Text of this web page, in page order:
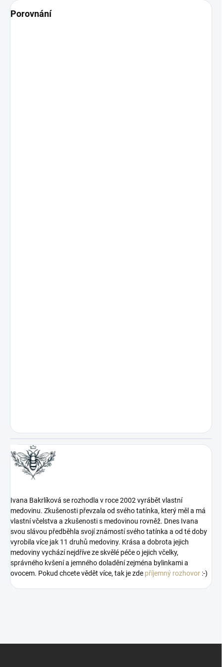
Porovnání
Ivana Bakrlíková se rozhodla v roce 2002 vyrábět vlastní
medovinu. Zkušenosti převzala od svého tatínka, který měl a má
vlastní včelstva a zkušenosti s medovinou rovněž. Dnes Ivana
svou slávou předběhla svojí známostí svého tatínka a od té doby
vyrobila více jak 11 druhů medoviny. Krása a dobrota jejich
medoviny vychází nejdříve ze skvělé péče o jejich včelky,
správného kvšení a jemného doladění zejména bylinkami a
ovocem. Pokud chcete vědět více, tak je zde příjemný rozhovor :-)